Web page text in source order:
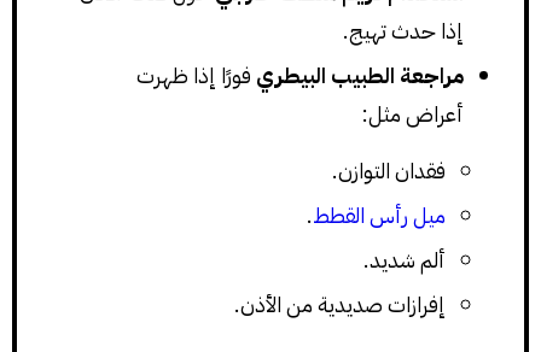
إذا حدث تهيج.
مراجعة الطبيب البيطري فورًا إذا ظهرت
أعراض مثل:
فقدان التوازن.
ميل رأس القطط.
ألم شديد.
إفرازات صديدية من الأذن.